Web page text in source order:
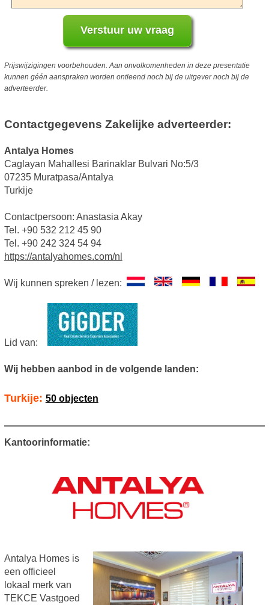
Prijswijzigingen voorbehouden. Aan onvolkomenheden in deze presentatie
kunnen géén aanspraken worden ontleend noch bij de uitgever noch bij de
adverteerder.
Contactgegevens Zakelijke adverteerder:
Antalya Homes
Caglayan Mahallesi Barinaklar Bulvari No:5/3
07235 Muratpasa/Antalya
Turkije
Contactpersoon: Anastasia Akay
Tel. +90 532 212 45 90
Tel. +90 242 324 54 94
https://antalyahomes.com/nl
Wij kunnen spreken / lezen:
Lid van:
Wij hebben aanbod in de volgende landen:
Turkije: 50 objecten
Kantoorinformatie:
Antalya Homes is
een officieel
lokaal merk van
TEKCE Vastgoed